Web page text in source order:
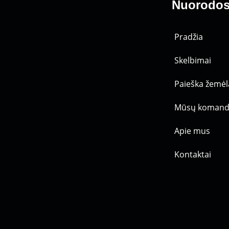
Pradžia
Skelbimai
Paieška
Mūsų
Apie mus
Kontaktai